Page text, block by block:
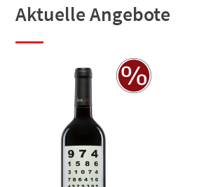
Aktuelle Angebote